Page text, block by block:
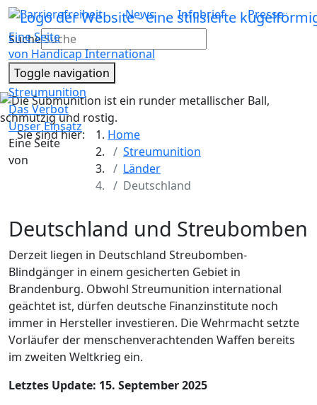
Barrierefreiheit News Infobrief
Presse
Suche
Eine Seite
von Handicap International
Toggle navigation
Streumunition
Das Verbot
Unser Einsatz
Eine Seite
von
Sie sind hier:
Home
Streumunition
Länder
Deutschland
Deutschland und Streubomben
Derzeit liegen in Deutschland Streubomben-
Blindgänger in einem gesicherten Gebiet in
Brandenburg. Obwohl Streumunition international
geächtet ist, dürfen deutsche Finanzinstitute noch
immer in Hersteller investieren. Die Wehrmacht setzte
Vorläufer der menschenverachtenden Waffen bereits
im zweiten Weltkrieg ein.
Letztes Update: 15. September 2025